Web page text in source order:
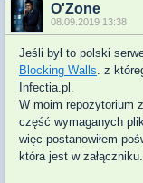
O'Zone
08.09.2019 13:38
Jeśli był to polski
Blocking Walls. z
Infectia.pl.
W moim repozytorium
część wymaganych
więc postanowiłem
która jest w załączniku.